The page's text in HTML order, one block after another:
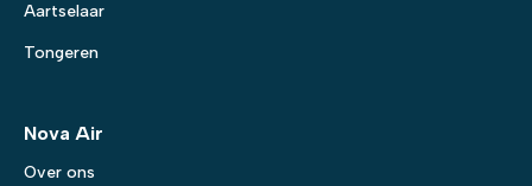
Aartselaar
Tongeren
Nova Air
Over ons